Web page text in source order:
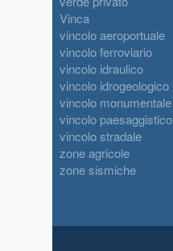
Vinca
vincolo aeroportuale
vincolo ferroviario
vincolo idraulico
vincolo idrogeologico
vincolo monumentale
vincolo paesaggistico
vincolo stradale
zone agricole
zone sismiche